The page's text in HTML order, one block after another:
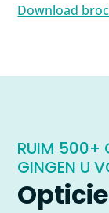
Download
RUIM 500+
GINGEN U